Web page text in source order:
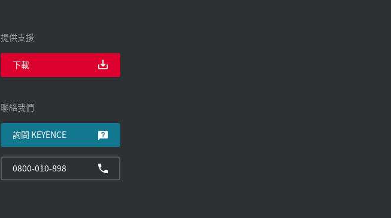
提供支援
下載
聯絡我們
詢問 KEYENCE
0800-010-898